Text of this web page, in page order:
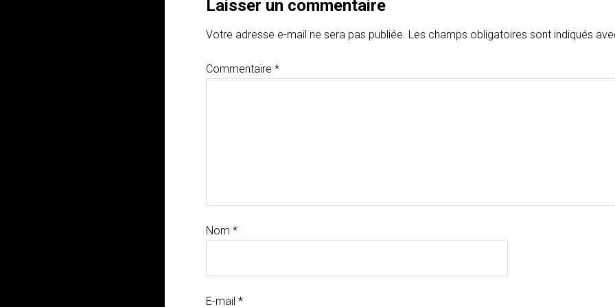
Laisser un commentaire
Votre adresse e-mail ne sera pas publiée. Les champs obligatoires sont indiqués
Commentaire *
Nom *
E-mail *